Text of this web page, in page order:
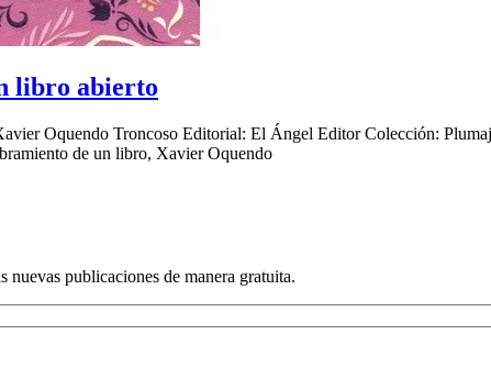
libro abierto
Oquendo Troncoso Editorial: El Ángel Editor Colección:
de un libro, Xavier Oquendo
nuevas publicaciones de manera gratuita.